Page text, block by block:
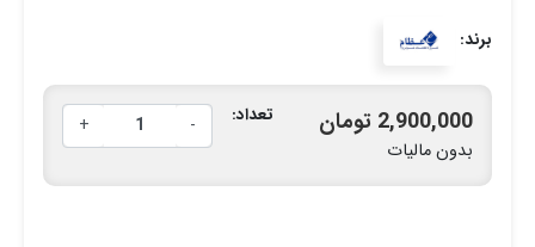
برند:
2,900,000 تومان
بدون مالیات
تعداد: -
+